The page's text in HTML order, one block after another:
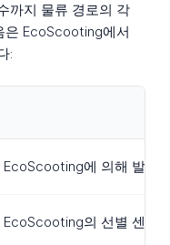
까지 물류 경로의 각
은 EcoScooting에서
:
EcoScooting에 의해 발송
EcoScooting의 선별 센터